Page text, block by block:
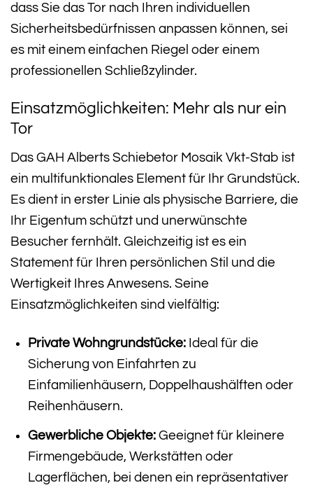
dass Sie das Tor nach Ihren individuellen
Sicherheitsbedürfnissen anpassen können, sei
es mit einem einfachen Riegel oder einem
professionellen Schließzylinder.
Einsatzmöglichkeiten: Mehr als nur ein
Tor
Das GAH Alberts Schiebetor Mosaik Vkt-Stab ist
ein multifunktionales Element für Ihr Grundstück.
Es dient in erster Linie als physische Barriere, die
Ihr Eigentum schützt und unerwünschte
Besucher fernhält. Gleichzeitig ist es ein
Statement für Ihren persönlichen Stil und die
Wertigkeit Ihres Anwesens. Seine
Einsatzmöglichkeiten sind vielfältig:
Private Wohngrundstücke:Ideal für die
Sicherung von Einfahrten zu
Einfamilienhäusern, Doppelhaushälften oder
Reihenhäusern.
Gewerbliche Objekte:Geeignet für kleinere
Firmengebäude, Werkstätten oder
Lagerflächen, bei denen ein repräsentativer